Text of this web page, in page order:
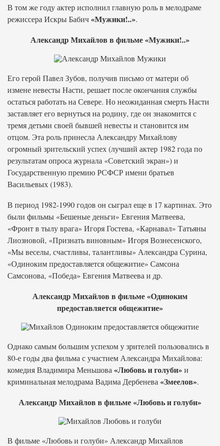
В том же году актер исполнил главную роль в мелодраме
режиссера Искры Бабич«Мужики!..».
Александр Михайлов в фильме «Мужики!..»
Его герой Павел Зубов, получив письмо от матери об
измене невесты Насти, решает после окончания службы
остаться работать на Севере. Но неожиданная смерть Насти
заставляет его вернуться на родину, где он знакомится с
тремя детьми своей бывшей невесты и становится им
отцом. Эта роль принесла Александру Михайлову
огромный зрительский успех (лучший актер 1982 года по
результатам опроса журнала «Советский экран») и
Государственную премию РСФСР имени братьев
Васильевых (1983).
В период 1982-1990 годов он сыграл еще в 17 картинах. Это
были фильмы «Бешеные деньги» Евгения Матвеева,
«Фронт в тылу врага» Игоря Гостева, «Карнавал» Татьяны
Лиозновой, «Признать виновным» Игоря Вознесенского,
«Мы веселы, счастливы, талантливы» Александра Сурина,
«Одиноким предоставляется общежитие» Самсона
Самсонова, «Победа» Евгения Матвеева и др.
Александр Михайлов в фильме «Одиноким
предоставляется общежитие»
Однако самым большим успехом у зрителей пользовались в
80-е годы два фильма с участием Александра Михайлова:
комедия Владимира Меньшова «Любовь и голуби»и
криминальная мелодрама Вадима Дербенева «Змеелов».
Александр Михайлов в фильме «Любовь и голуби»
В фильме «Любовь и голуби» Александр Михайлов